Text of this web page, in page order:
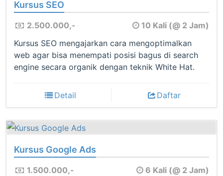
Kursus SEO
2.500.000,-
10 Kali (@ 2 Jam)
Kursus SEO mengajarkan cara mengoptimalkan
web agar bisa menempati posisi bagus di search
engine secara organik dengan teknik White Hat.
Detail Daftar
Kursus Google Ads
1.500.000,-
6 Kali (@ 2 Jam)